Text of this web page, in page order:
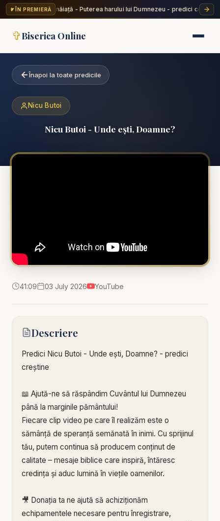
ÎN PREMIERĂ
Valentin Dănăiață - Puterea harului lui Dumnezeu - predici creștine
✞Biserica Online
Înapoi la toate predicile
Nicu Butoi
Nicu Butoi - Unde ești, Doamne?
41:09 03 July 2026 YouTube
Descriere
Predici Nicu Butoi - Unde ești, Doamne? - predici
creștine
📖 Ajută-ne să răspândim Cuvântul lui Dumnezeu
până la marginile pământului!
Fiecare clip video pe care îl realizăm este o
sămânță de speranță semănată în inimi. Cu sprijinul
tău, putem continua să producem conținut de
calitate – mesaje biblice care inspiră, întăresc
credința și aduc lumină în viețile oamenilor.
🎥 Donația ta ne ajută să achiziționăm
echipamentele necesare pentru înregistrare,